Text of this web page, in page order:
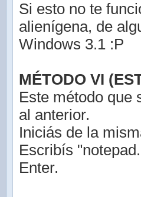
Si esto no te
alienígena, de
Windows 3.1 :P
MÉTODO VI
Este método que
al anterior.
Iniciás de la
Escribís
Enter.